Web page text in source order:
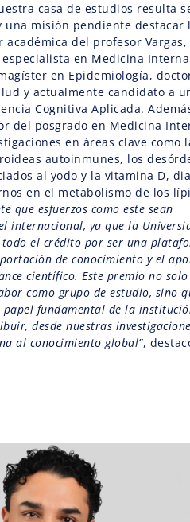
casa de estudios resulta
una misión pendiente destacar
académica del profesor Vargas,
en Medicina
en Epidemiología,
y actualmente candidato a
Cognitiva Aplicada.
del posgrado en Medicina
en áreas clave como
autoinmunes, los
al yodo y la vitamina D,
en el metabolismo de los
que esfuerzos como este sean
internacional, ya que la
todo el crédito por ser una
de conocimiento y el
científico. Este premio no solo
como grupo de estudio, sino
fundamental de la
desde nuestras
al conocimiento global”,